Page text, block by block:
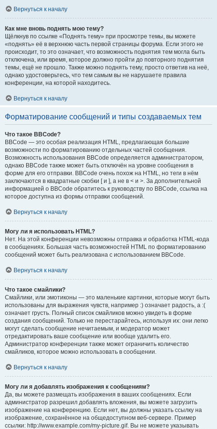
Вернуться к началу
Как мне вновь поднять мою тему?
Щёлкнув по ссылке «Поднять тему» при просмотре темы, вы можете
«поднять» её в верхнюю часть первой страницы форума. Если этого не
происходит, то это означает, что возможность поднятия тем могла быть
отключена, или время, которое должно пройти до повторного поднятия
темы, ещё не прошло. Также можно поднять тему, просто ответив на неё,
однако удостоверьтесь, что тем самым вы не нарушаете правила
конференции, на которой находитесь.
Вернуться к началу
Форматирование сообщений и типы создаваемых тем
Что такое BBCode?
BBCode — это особая реализация HTML, предлагающая большие
возможности по форматированию отдельных частей сообщения.
Возможность использования BBCode определяется администратором,
однако BBCode также может быть отключён на уровне сообщения в
форме для его отправки. BBCode очень похож на HTML, но теги в нём
заключаются в квадратные скобки [ и ], а не в < и >. За дополнительной
информацией о BBCode обратитесь к руководству по BBCode, ссылка на
которое доступна из формы отправки сообщений.
Вернуться к началу
Могу ли я использовать HTML?
Нет. На этой конференции невозможны отправка и обработка HTML-кода
в сообщениях. Большая часть возможностей HTML по форматированию
сообщений может быть реализована с использованием BBCode.
Вернуться к началу
Что такое смайлики?
Смайлики, или эмотиконы — это маленькие картинки, которые могут быть
использованы для выражения чувств, например :) означает радость, а :(
означает грусть. Полный список смайликов можно увидеть в форме
создания сообщений. Только не перестарайтесь, используя их: они легко
могут сделать сообщение нечитаемым, и модератор может
отредактировать ваше сообщение или вообще удалить его.
Администратор конференции также может ограничить количество
смайликов, которое можно использовать в сообщении.
Вернуться к началу
Могу ли я добавлять изображения к сообщениям?
Да, вы можете размещать изображения в ваших сообщениях. Если
администратор разрешил добавлять вложения, вы можете загрузить
изображение на конференцию. Если нет, вы должны указать ссылку на
изображение, сохранённое на общедоступном веб-сервере. Пример
ссылки: http://www.example.com/my-picture.gif. Вы не можете указывать